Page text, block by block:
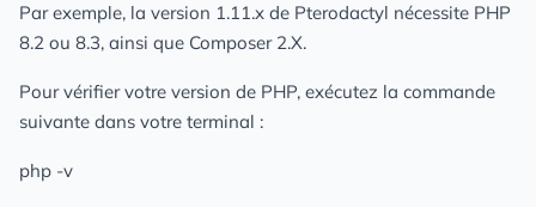
Par exemple, la version 1.11.x de Pterodactyl nécessite PHP
8.2 ou 8.3, ainsi que Composer 2.X.
Pour vérifier votre version de PHP, exécutez la commande
suivante dans votre terminal :
php -v